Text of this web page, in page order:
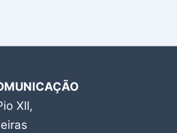
XII,